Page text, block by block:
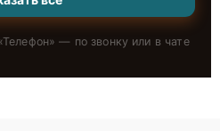
Телефон» — по звонку или в чате